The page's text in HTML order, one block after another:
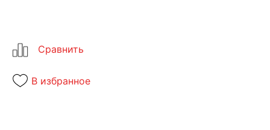
В избранное